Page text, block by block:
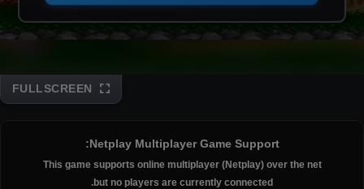
Netplay Multiplayer Game Support:
This game supports online multiplayer (Netplay) over the net
but no players are currently connected.